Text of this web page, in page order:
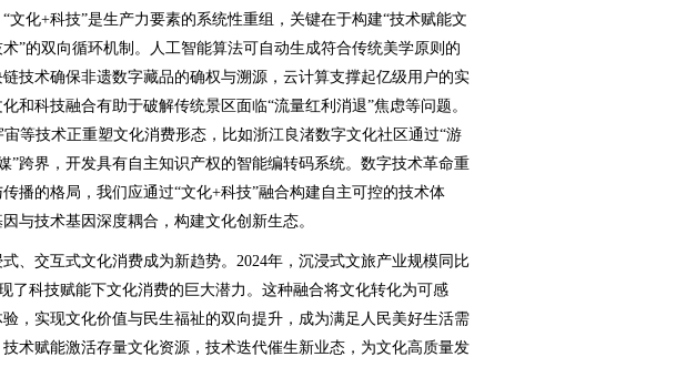
文化+科技”是生产力要素的系统性重组，关键在于构建“技术赋能文
”的双向循环机制。人工智能算法可自动生成符合传统美学原则的
链技术确保非遗数字藏品的确权与溯源，云计算支撑起亿级用户的实
和科技融合有助于破解传统景区面临“流量红利消退”焦虑等问题。
等技术正重塑文化消费形态，比如浙江良渚数字文化社区通过“游
”跨界，开发具有自主知识产权的智能编转码系统。数字技术革命重
播的格局，我们应通过“文化+科技”融合构建自主可控的技术体
与技术基因深度耦合，构建文化创新生态。
交互式文化消费成为新趋势。2024年，沉浸式文旅产业规模同比
了科技赋能下文化消费的巨大潜力。这种融合将文化转化为可感
，实现文化价值与民生福祉的双向提升，成为满足人民美好生活需
术赋能激活存量文化资源，技术迭代催生新业态，为文化高质量发